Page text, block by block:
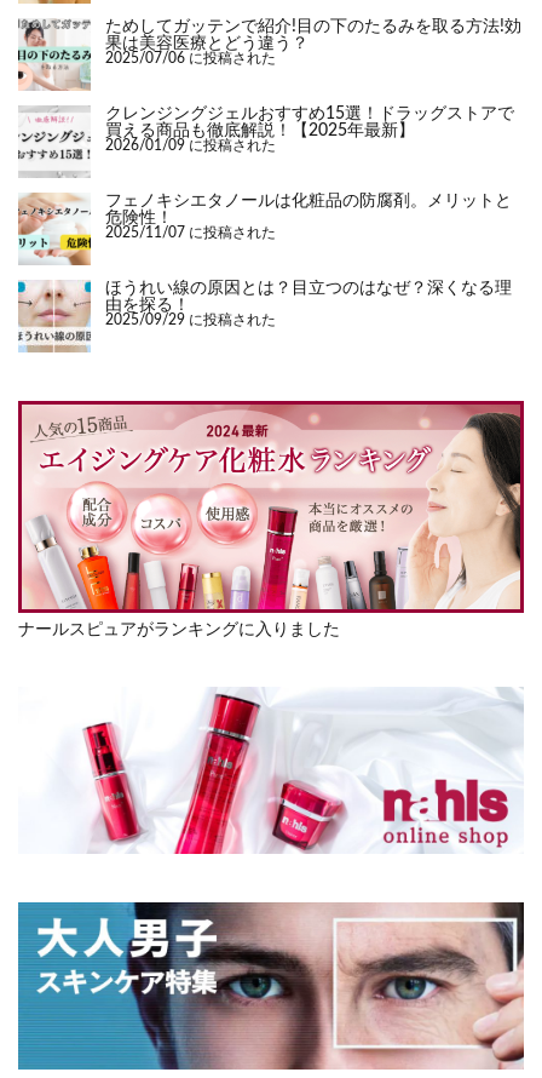
ためしてガッテンで紹介!目の下のたるみを取る方法!効
果は美容医療とどう違う？
2025/07/06 に投稿された
クレンジングジェルおすすめ15選！ドラッグストアで
買える商品も徹底解説！【2025年最新】
2026/01/09 に投稿された
フェノキシエタノールは化粧品の防腐剤。メリットと
危険性！
2025/11/07 に投稿された
ほうれい線の原因とは？目立つのはなぜ？深くなる理
由を探る！
2025/09/29 に投稿された
ナールスピュアがランキングに入りました